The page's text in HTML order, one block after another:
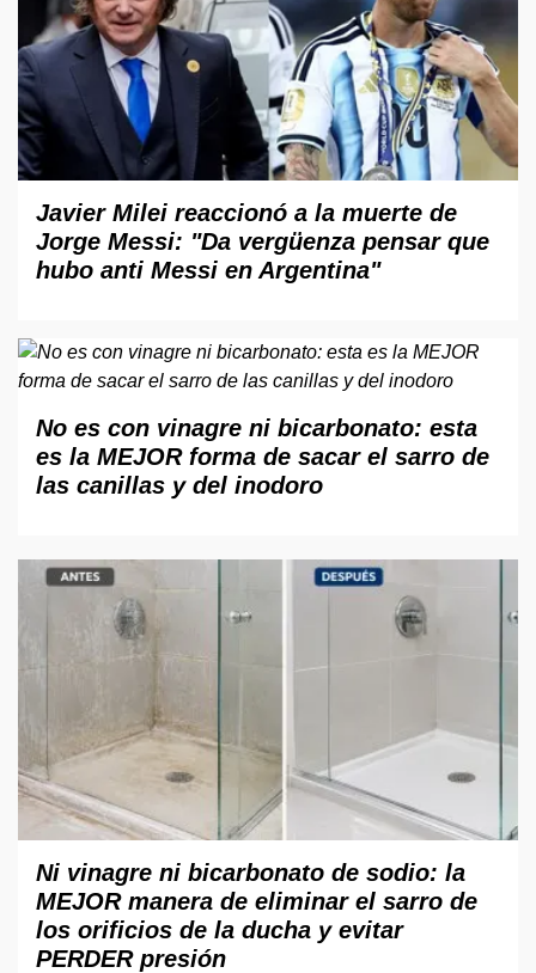
Javier Milei reaccionó a la muerte de
Jorge Messi: "Da vergüenza pensar que
hubo anti Messi en Argentina"
No es con vinagre ni bicarbonato: esta
es la MEJOR forma de sacar el sarro de
las canillas y del inodoro
Ni vinagre ni bicarbonato de sodio: la
MEJOR manera de eliminar el sarro de
los orificios de la ducha y evitar
PERDER presión